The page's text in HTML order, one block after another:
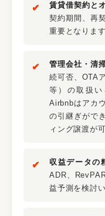
賃貸借契約と
契約期間、再
重要となります
管理会社・清
続可否、OTA
等）の取扱い
Airbnbはアカ
の引継ぎがで
ィング譲渡が
収益データの
ADR、
益予測を検討